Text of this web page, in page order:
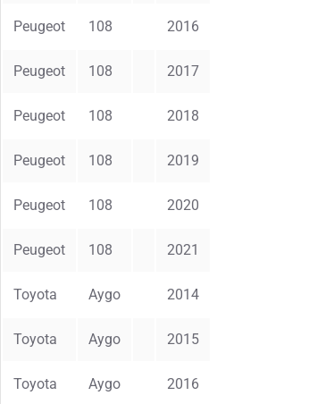
Peugeot 108 2016
Peugeot 108 2017
Peugeot 108 2018
Peugeot 108 2019
Peugeot 108 2020
Peugeot 108 2021
Toyota Aygo 2014
Toyota Aygo 2015
Toyota Aygo 2016